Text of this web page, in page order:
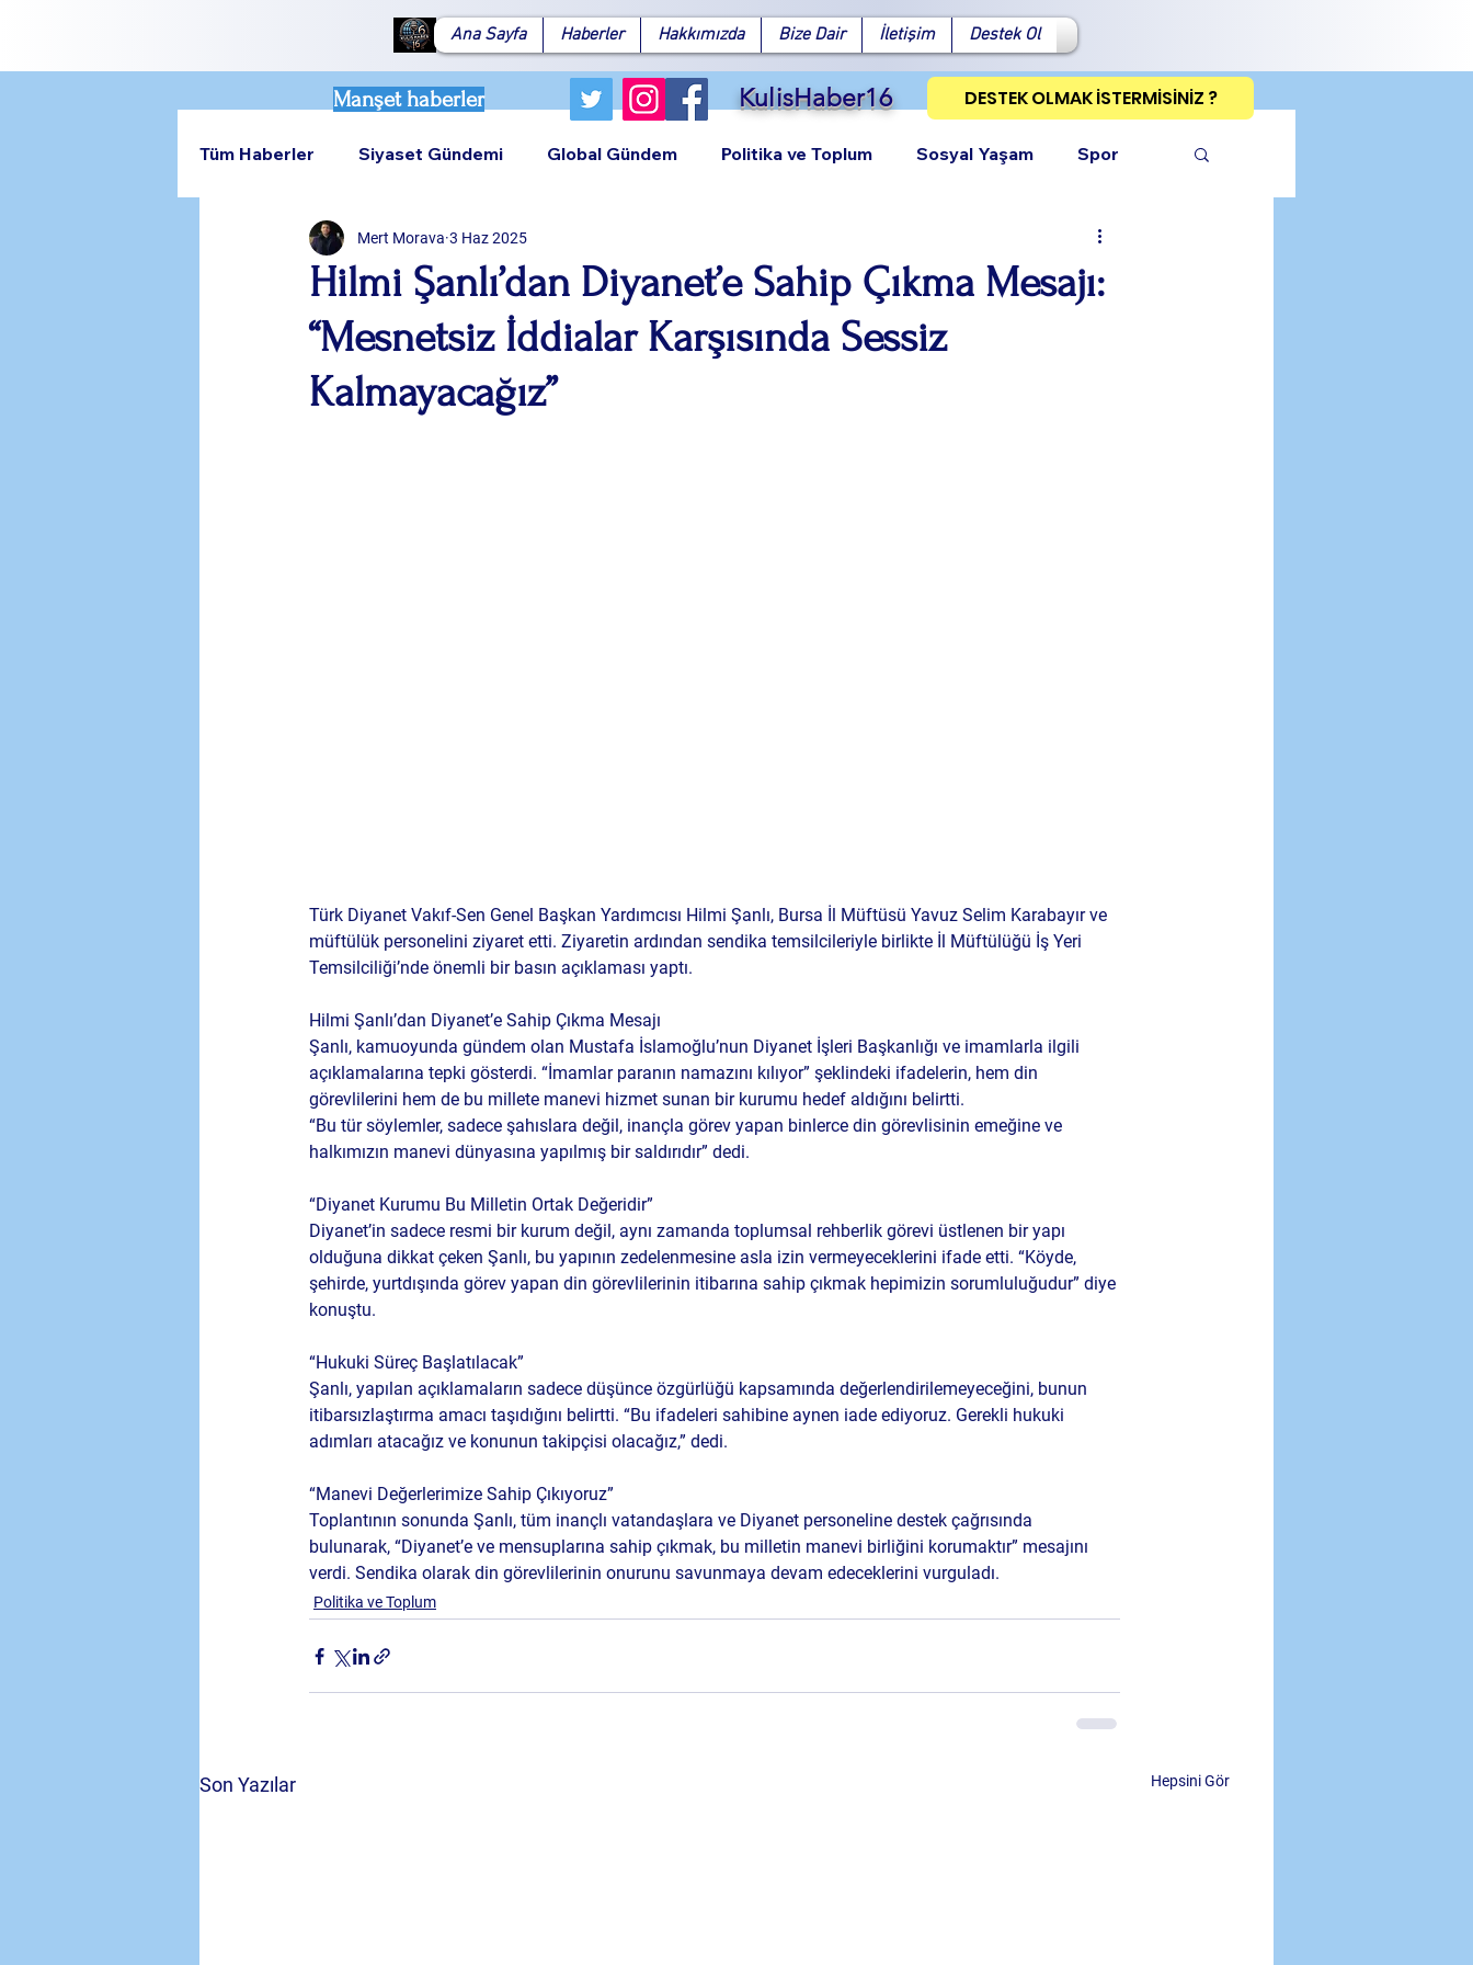
Ana Sayfa Haberler Hakkımızda Bize Dair İletişim Destek Ol
Manşet haberler KulisHaber16 DESTEK OLMAK İSTERMİSİNİZ ?
Facebook X (Twitter)WhatsAppLinkedInPinterestBağlantıyı Kopyala
Tüm Haberler Siyaset Gündemi Global Gündem Politika ve Toplum Sosyal Yaşam Spor
Teknoloji Rumeli
Hilmi Şanlı’dan Diyanet’e Sahip Çıkma Mesajı:
“Mesnetsiz İddialar Karşısında Sessiz
Kalmayacağız”
Mert Morava 3 Haz 2025
Türk Diyanet Vakıf-Sen Genel Başkan Yardımcısı Hilmi Şanlı, Bursa İl Müftüsü Yavuz Selim Karabayır ve
müftülük personelini ziyaret etti. Ziyaretin ardından sendika temsilcileriyle birlikte İl Müftülüğü İş Yeri
Temsilciliği’nde önemli bir basın açıklaması yaptı.
Hilmi Şanlı’dan Diyanet’e Sahip Çıkma Mesajı
Şanlı, kamuoyunda gündem olan Mustafa İslamoğlu’nun Diyanet İşleri Başkanlığı ve imamlarla ilgili
açıklamalarına tepki gösterdi. “İmamlar paranın namazını kılıyor” şeklindeki ifadelerin, hem din
görevlilerini hem de bu millete manevi hizmet sunan bir kurumu hedef aldığını belirtti.
“Bu tür söylemler, sadece şahıslara değil, inançla görev yapan binlerce din görevlisinin emeğine ve
halkımızın manevi dünyasına yapılmış bir saldırıdır” dedi.
“Diyanet Kurumu Bu Milletin Ortak Değeridir”
Diyanet’in sadece resmi bir kurum değil, aynı zamanda toplumsal rehberlik görevi üstlenen bir yapı
olduğuna dikkat çeken Şanlı, bu yapının zedelenmesine asla izin vermeyeceklerini ifade etti. “Köyde,
şehirde, yurtdışında görev yapan din görevlilerinin itibarına sahip çıkmak hepimizin sorumluluğudur” diye
konuştu.
“Hukuki Süreç Başlatılacak”
Şanlı, yapılan açıklamaların sadece düşünce özgürlüğü kapsamında değerlendirilemeyeceğini, bunun
itibarsızlaştırma amacı taşıdığını belirtti. “Bu ifadeleri sahibine aynen iade ediyoruz. Gerekli hukuki
adımları atacağız ve konunun takipçisi olacağız,” dedi.
“Manevi Değerlerimize Sahip Çıkıyoruz”
Toplantının sonunda Şanlı, tüm inançlı vatandaşlara ve Diyanet personeline destek çağrısında
bulunarak, “Diyanet’e ve mensuplarına sahip çıkmak, bu milletin manevi birliğini korumaktır” mesajını
verdi. Sendika olarak din görevlilerinin onurunu savunmaya devam edeceklerini vurguladı.
Politika ve Toplum
Son Yazılar Hepsini Gör